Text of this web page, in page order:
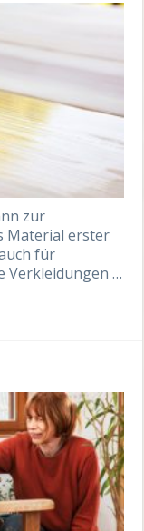
zur
Material erster
für
Verkleidungen …